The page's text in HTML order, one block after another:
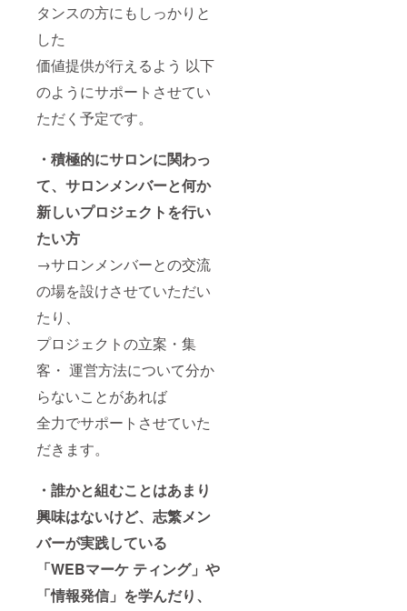
タンスの方にもしっかりと
した
価値提供が行えるよう 以下
のようにサポートさせてい
ただく予定です。
・積極的にサロンに関わっ
て、サロンメンバーと何か
新しいプロジェクトを行い
たい方
→サロンメンバーとの交流
の場を設けさせていただい
たり、
プロジェクトの立案・集
客・ 運営方法について分か
らないことがあれば
全力でサポートさせていた
だきます。
・誰かと組むことはあまり
興味はないけど、志繁メン
バーが実践している
「WEBマーケ ティング」や
「情報発信」を学んだり、